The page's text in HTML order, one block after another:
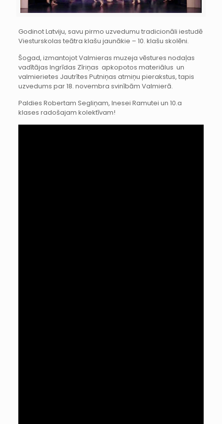
Godinot Latviju, savu pirmo uzvedumu tradicionāli iestudē
Viesturskolas teātra klašu jaunākie – 10. klašu skolēni.
Šogad, izmantojot Valmieras muzeja vēstures nodaļas
vadītājas Ingrīdas Zīriņas apkopotos materiālus un
valmierietes Jautrītes Putniņas atmiņu pierakstus, tapis
uzvedums par 18. novembra svinībām Valmierā.
Paldies Robertam Segliņam, Inesei Ramutei un 10.a
klases radošajam kolektīvam!